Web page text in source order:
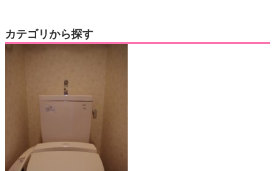
カテゴリから探す